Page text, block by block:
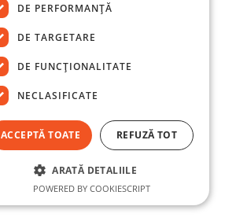
DE PERFORMANȚĂ
DE TARGETARE
DE FUNCŢIONALITATE
NECLASIFICATE
ACCEPTĂ TOATE REFUZĂ TOT
ARATĂ DETALIILE
POWERED BY COOKIESCRIPT